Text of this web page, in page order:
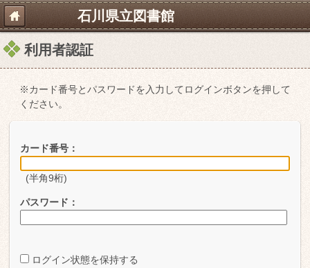
石川県立図書館
利用者認証
※カード番号とパスワードを入力してログインボタンを押して
ください。
カード番号：
(半角9桁)
パスワード：
ログイン状態を保持する